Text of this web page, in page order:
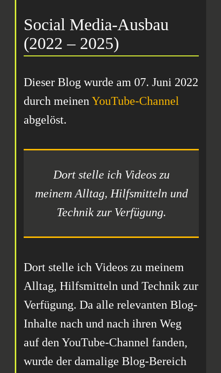
Social Media-Ausbau
(2022 – 2025)
Dieser Blog wurde am 07. Juni 2022
durch meinenYouTube-Channel
abgelöst.
Dort stelle ich Videos zu
meinem Alltag, Hilfsmitteln und
Technik zur Verfügung.
Dort stelle ich Videos zu meinem
Alltag, Hilfsmitteln und Technik zur
Verfügung. Da alle relevanten Blog-
Inhalte nach und nach ihren Weg
auf den YouTube-Channel fanden,
wurde der damalige Blog-Bereich